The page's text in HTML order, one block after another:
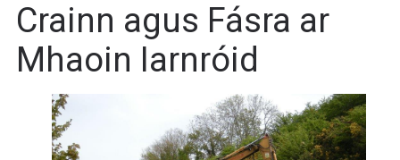
Crainn agus Fásra ar
Mhaoin Iarnróid